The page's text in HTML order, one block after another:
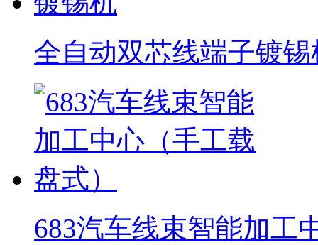
全自动双芯线端子镀锡
683汽车线束智能加工